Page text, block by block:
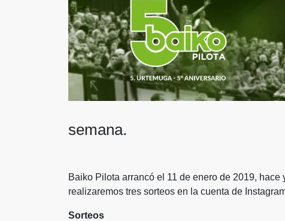
semana.
Baiko Pilota arrancó el 11 de enero de 2019,
realizaremos tres sorteos en la cuenta de
Sorteos